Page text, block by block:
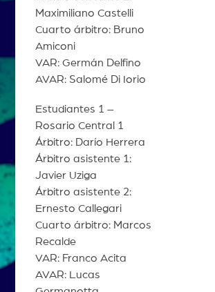
Maximiliano Castelli
Cuarto árbitro: Bruno
Amiconi
VAR: Germán Delfino
AVAR: Salomé Di Iorio
Estudiantes 1 –
Rosario Central 1
Árbitro: Darío Herrera
Árbitro asistente 1:
Javier Uziga
Árbitro asistente 2:
Ernesto Callegari
Cuarto árbitro: Marcos
Recalde
VAR: Franco Acita
AVAR: Lucas